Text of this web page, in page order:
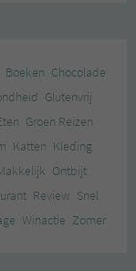
Boeken Chocolade
Glutenvrij
Groen Reizen
Katten Kleding
Ontbijt
Review Snel
Winactie Zomer